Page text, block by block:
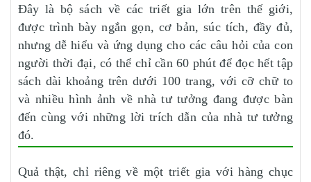
Đây là bộ sách về các triết gia lớn trên thế giới,
được trình bày ngắn gọn, cơ bản, súc tích, đầy đủ,
nhưng dễ hiểu và ứng dụng cho các câu hỏi của con
người thời đại, có thể chỉ cần 60 phút để đọc hết tập
sách dài khoảng trên dưới 100 trang, với cỡ chữ to
và nhiều hình ảnh về nhà tư tưởng đang được bàn
đến cùng với những lời trích dẫn của nhà tư tưởng
đó.
Quả thật, chỉ riêng về một triết gia với hàng chục